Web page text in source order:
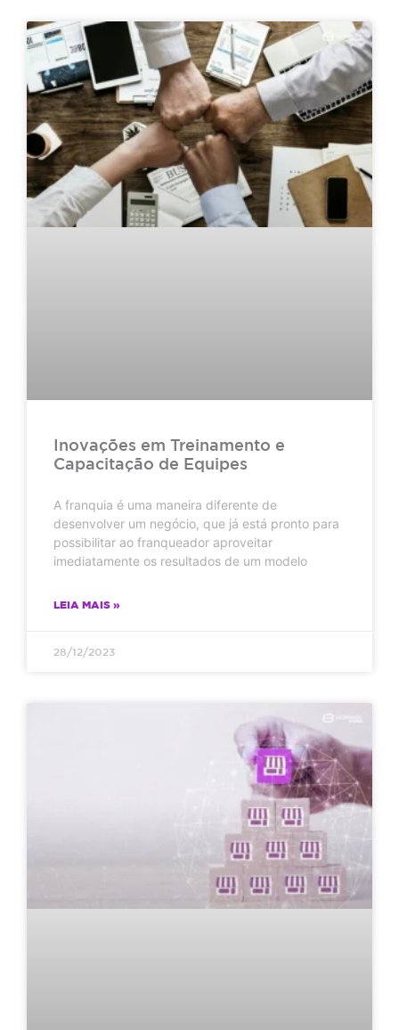
Inovações em Treinamento e
Capacitação de Equipes
A franquia é uma maneira diferente de
desenvolver um negócio, que já está pronto para
possibilitar ao franqueador aproveitar
imediatamente os resultados de um modelo
LEIA MAIS »
28/12/2023